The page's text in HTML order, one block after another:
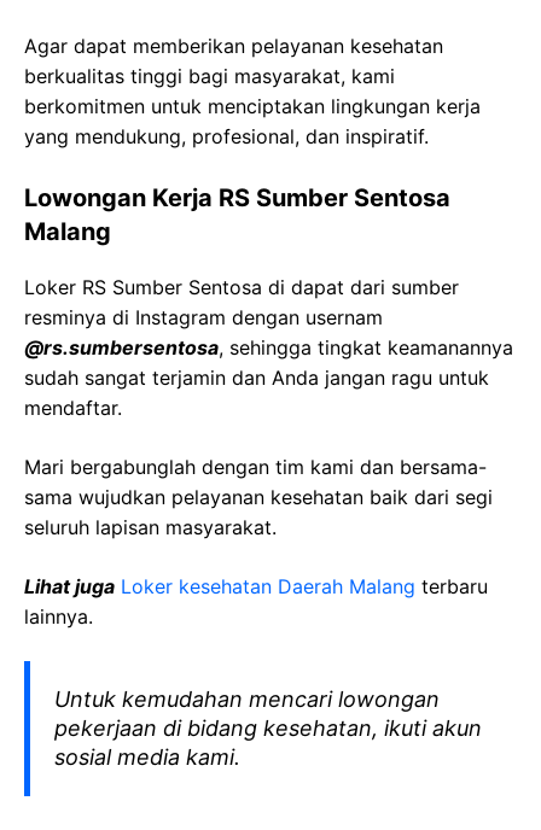
Agar dapat memberikan pelayanan kesehatan
berkualitas tinggi bagi masyarakat, kami
berkomitmen untuk menciptakan lingkungan kerja
yang mendukung, profesional, dan inspiratif.
Lowongan Kerja RS Sumber Sentosa
Malang
Loker RS Sumber Sentosa di dapat dari sumber
resminya di Instagram dengan usernam
@rs.sumbersentosa, sehingga tingkat keamanannya
sudah sangat terjamin dan Anda jangan ragu untuk
mendaftar.
Mari bergabunglah dengan tim kami dan bersama-
sama wujudkan pelayanan kesehatan baik dari segi
seluruh lapisan masyarakat.
Lihat juga Loker kesehatan Daerah Malang terbaru
lainnya.
Untuk kemudahan mencari lowongan
pekerjaan di bidang kesehatan, ikuti akun
sosial media kami.